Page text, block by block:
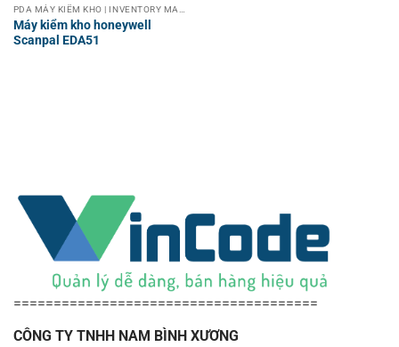
Máy kiểm kho honeywell
Scanpal EDA51
======================================
CÔNG TY TNHH NAM BÌNH XƯƠNG